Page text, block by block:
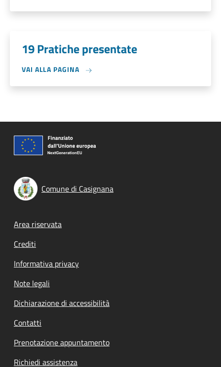
19 Pratiche presentate
VAI ALLA PAGINA
Comune di Casignana
Footer menu
Area riservata
Crediti
Informativa privacy
Note legali
Dichiarazione di accessibilità
Contatti
Prenotazione appuntamento
Richiedi assistenza